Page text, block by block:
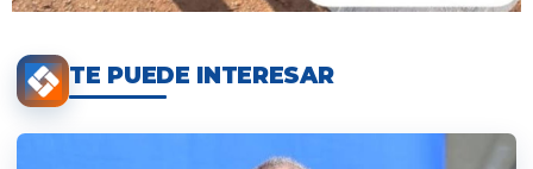
TE PUEDE INTERESAR